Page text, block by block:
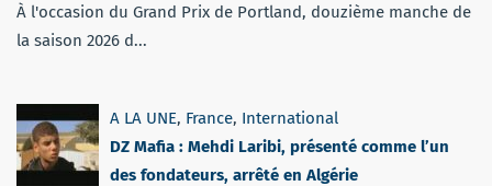
À l'occasion du Grand Prix de Portland, douzième manche de
la saison 2026 d...
A LA UNE, France, International
DZ Mafia : Mehdi Laribi, présenté comme l’un
des fondateurs, arrêté en Algérie